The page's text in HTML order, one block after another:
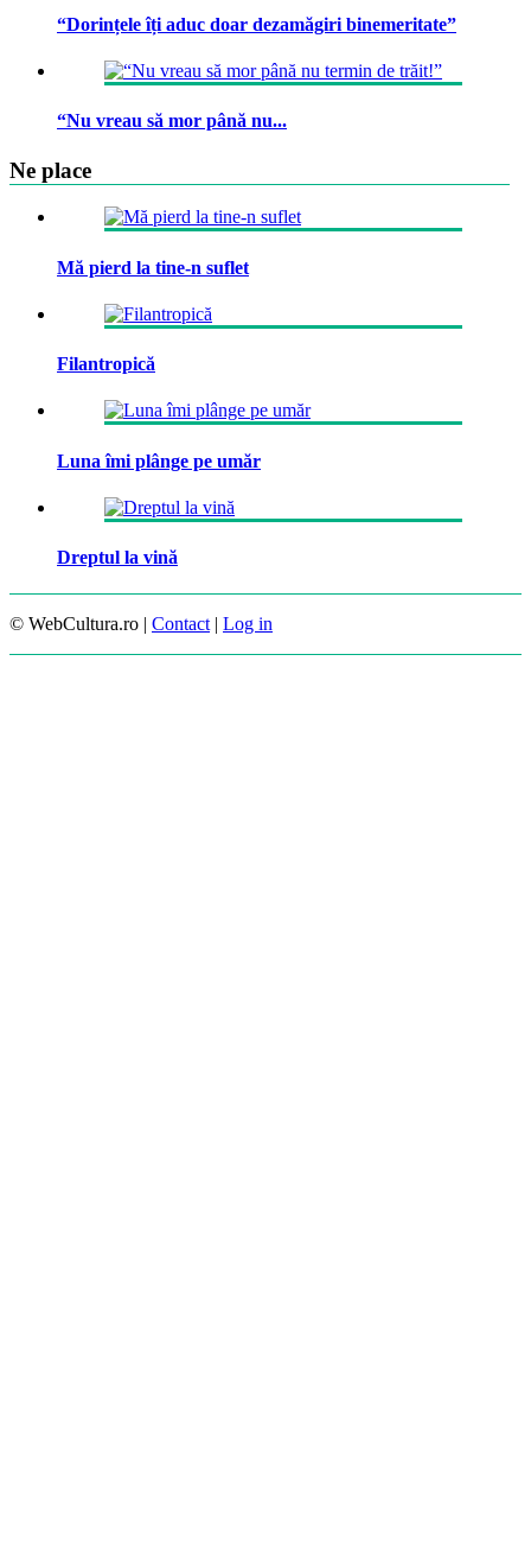
“Dorințele îți aduc doar dezamăgiri binemeritate”
“Nu vreau să mor până nu...
Ne place
Mă pierd la tine-n suflet
Filantropică
Luna îmi plânge pe umăr
Dreptul la vină
© WebCultura.ro | Contact| Log in